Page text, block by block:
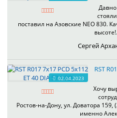
поставил на Азовские NEO 830.
Сергей
02.04.2023
RST
Хочу
Ростов-на-Дону, ул. Доватора
именно